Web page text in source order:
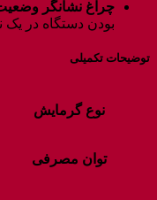
چراغ نشانگر
بودن دستگاه در یک
توضیحات تکمیلی
نوع گرمایش
توان مصرفی